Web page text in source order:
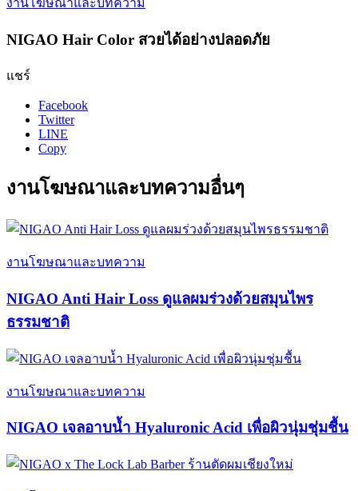
งานโฆษณาและบทความ
NIGAO Hair Color สวยได้อย่างปลอดภัย
แชร์
Facebook
Twitter
LINE
Copy
งานโฆษณาและบทความอื่นๆ
งานโฆษณาและบทความ
NIGAO Anti Hair Loss ดูแลผมร่วงด้วยสมุนไพร
ธรรมชาติ
งานโฆษณาและบทความ
NIGAO เจลอาบน้ำ Hyaluronic Acid เพื่อผิวนุ่มชุ่มชื้น